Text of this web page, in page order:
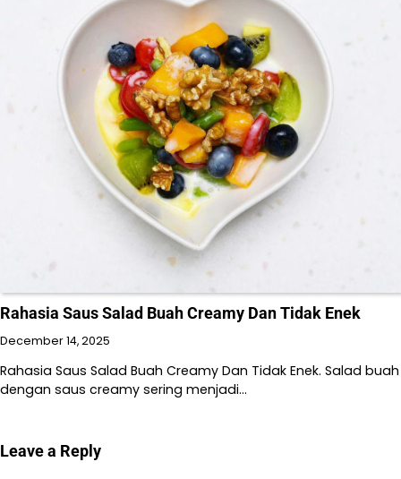
Rahasia Saus Salad Buah Creamy Dan Tidak Enek
December 14, 2025
Rahasia Saus Salad Buah Creamy Dan Tidak Enek. Salad buah
dengan saus creamy sering menjadi…
Leave a Reply